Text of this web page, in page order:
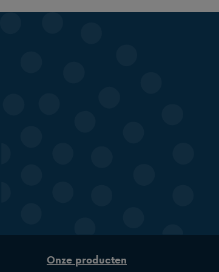
Onze producten